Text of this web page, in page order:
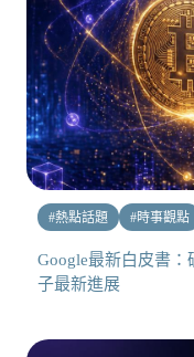
#熱點話題 #時事觀點
Google最新白皮書
子最新進展